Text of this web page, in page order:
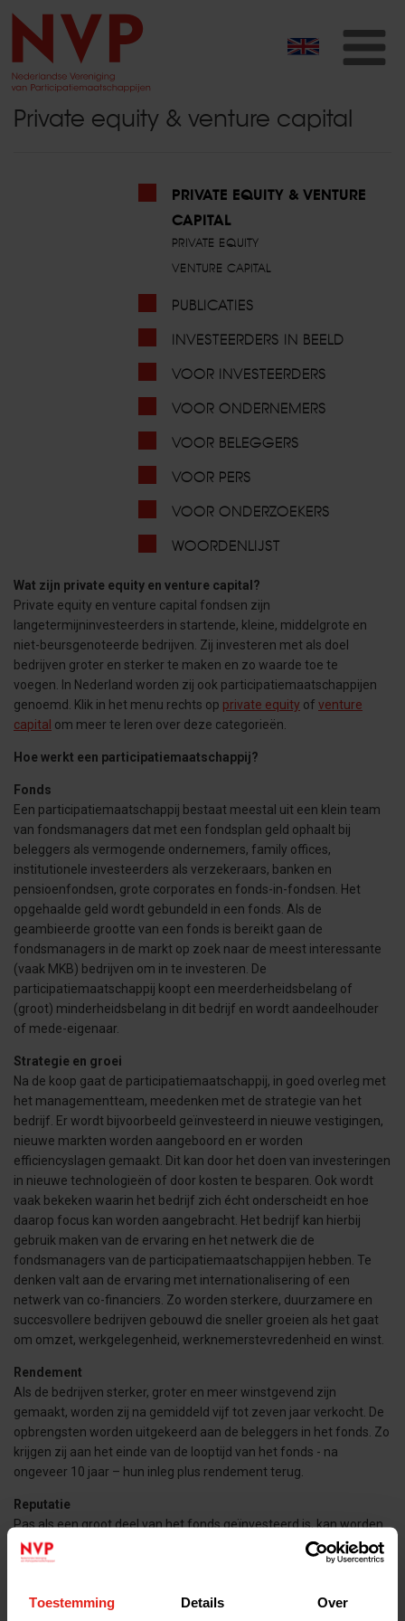
Toestemming Details Over
Private equity & venture capital
PRIVATE EQUITY & VENTURE
CAPITAL
PRIVATE EQUITY
VENTURE CAPITAL
PUBLICATIES
INVESTEERDERS IN BEELD
VOOR INVESTEERDERS
VOOR ONDERNEMERS
VOOR BELEGGERS
VOOR PERS
VOOR ONDERZOEKERS
WOORDENLIJST
Wat zijn private equity en venture capital?
Private equity en venture capital fondsen zijn
langetermijninvesteerders in startende, kleine, middelgrote en
niet-beursgenoteerde bedrijven. Zij investeren met als doel
bedrijven groter en sterker te maken en zo waarde toe te
voegen. In Nederland worden zij ook participatiemaatschappijen
genoemd. Klik in het menu rechts op private equity of venture
capital om meer te leren over deze categorieën.
Hoe werkt een participatiemaatschappij?
Fonds
Een participatiemaatschappij bestaat meestal uit een klein team
van fondsmanagers dat met een fondsplan geld ophaalt bij
beleggers als vermogende ondernemers, family offices,
institutionele investeerders als verzekeraars, banken en
pensioenfondsen, grote corporates en fonds-in-fondsen. Het
opgehaalde geld wordt gebundeld in een fonds. Als de
geambieerde grootte van een fonds is bereikt gaan de
fondsmanagers in de markt op zoek naar de meest interessante
(vaak MKB) bedrijven om in te investeren. De
participatiemaatschappij koopt een meerderheidsbelang of
(groot) minderheidsbelang in dit bedrijf en wordt aandeelhouder
of mede-eigenaar.
Strategie en groei
Na de koop gaat de participatiemaatschappij, in goed overleg met
het managementteam, meedenken met de strategie van het
bedrijf. Er wordt bijvoorbeeld geïnvesteerd in nieuwe vestigingen,
nieuwe markten worden aangeboord en er worden
efficiencyslagen gemaakt. Dit kan door het doen van investeringen
in nieuwe technologieën of door kosten te besparen. Ook wordt
vaak bekeken waarin het bedrijf zich écht onderscheidt en hoe
daarop focus kan worden aangebracht. Het bedrijf kan hierbij
gebruik maken van de ervaring en het netwerk die de
fondsmanagers van de participatiemaatschappijen hebben. Te
denken valt aan de ervaring met internationalisering of een
netwerk van co-financiers. Zo worden sterkere, duurzamere en
succesvollere bedrijven gebouwd die sneller groeien als het gaat
om omzet, werkgelegenheid, werknemerstevredenheid en winst.
Rendement
Als de bedrijven sterker, groter en meer winstgevend zijn
gemaakt, worden zij na gemiddeld vijf tot zeven jaar verkocht. De
opbrengsten worden uitgekeerd aan de beleggers in het fonds. Zo
krijgen zij aan het einde van de looptijd van het fonds - na
ongeveer 10 jaar – hun inleg plus rendement terug.
Reputatie
Pas als een groot deel van het fonds geïnvesteerd is, kan worden
gestart met het werven van een volgend fonds. Beleggers willen
alleen beleggen in het nieuwe fonds als de
allereerst dat een goed rendement moet zijn behaald. Daarnaast